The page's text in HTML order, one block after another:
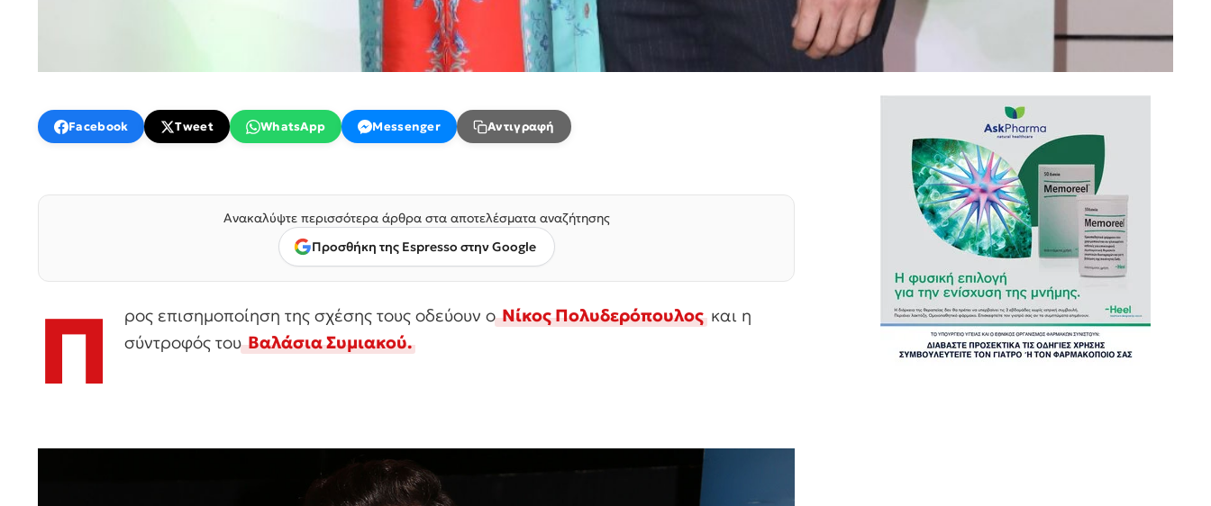
Facebook Tweet WhatsApp Messenger Αντιγραφή
Ανακαλύψτε περισσότερα άρθρα στα αποτελέσματα αναζήτησης
Προσθήκη της Espresso στην Google
Π ρος επισημοποίηση της σχέσης τους οδεύουν οΝίκος Πολυδερόπουλοςκαι η
σύντροφός τουΒαλάσια Συμιακού.